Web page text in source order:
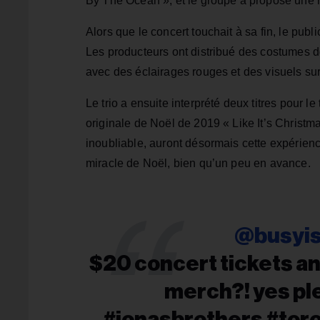
Alors que le concert touchait à sa fin, le
Les producteurs ont distribué des costumes
avec des éclairages rouges et des visuels
Le trio a ensuite interprété deux titres pour
originale de Noël de 2019 « Like It’s
inoubliable, auront désormais cette
miracle de Noël, bien qu’un peu en avance.
$20 concert tickets
merch?! yes